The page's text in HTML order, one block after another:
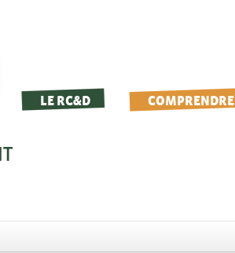
LE RC&D COMPRENDRE